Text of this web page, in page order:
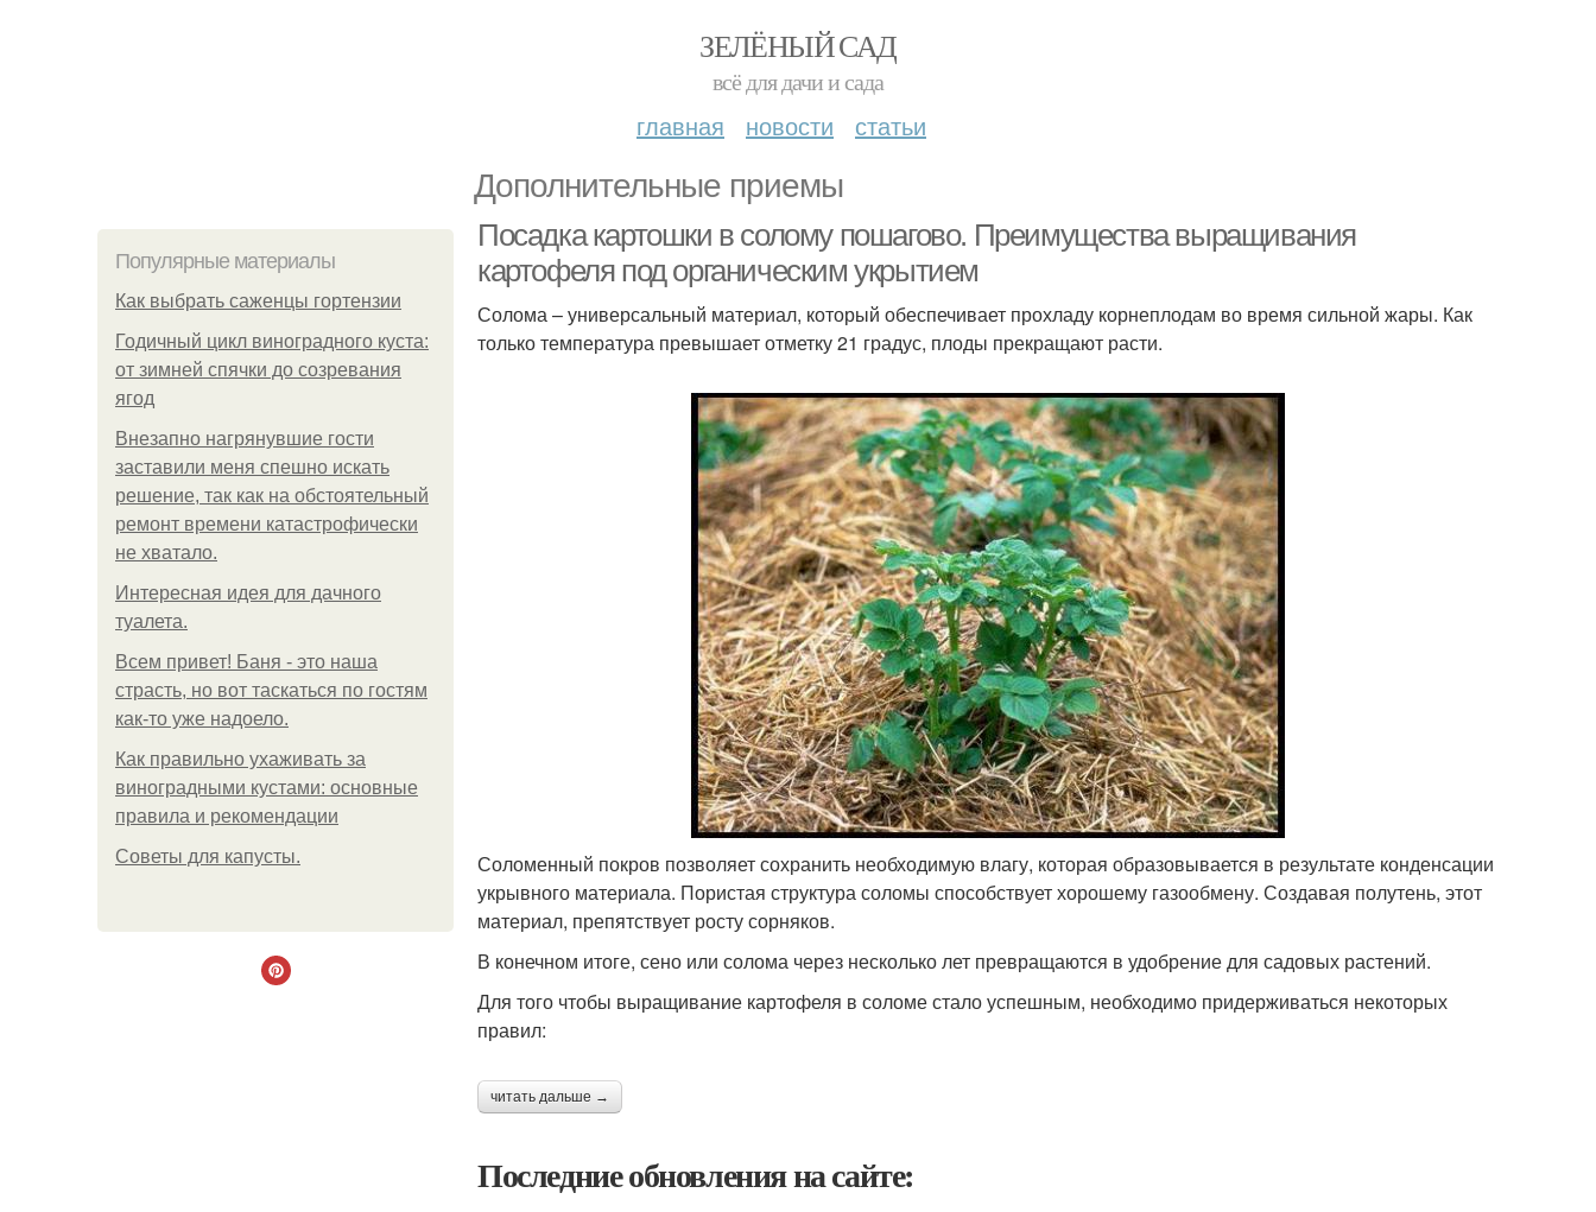
ЗЕЛЁНЫЙ САД
всё для дачи и сада
главная новости статьи
Дополнительные приемы
Популярные материалы
Как выбрать саженцы гортензии
Годичный цикл виноградного куста:
от зимней спячки до созревания
ягод
Внезапно нагрянувшие гости
заставили меня спешно искать
решение, так как на обстоятельный
ремонт времени катастрофически
не хватало.
Интересная идея для дачного
туалета.
Всем привет! Баня - это наша
страсть, но вот таскаться по гостям
как-то уже надоело.
Как правильно ухаживать за
виноградными кустами: основные
правила и рекомендации
Советы для капусты.
Посадка картошки в солому пошагово. Преимущества выращивания
картофеля под органическим укрытием
Солома – универсальный материал, который обеспечивает прохладу корнеплодам во время сильной жары. Как
только температура превышает отметку 21 градус, плоды прекращают расти.
Соломенный покров позволяет сохранить необходимую влагу, которая образовывается в результате конденсации
укрывного материала. Пористая структура соломы способствует хорошему газообмену. Создавая полутень, этот
материал, препятствует росту сорняков.
В конечном итоге, сено или солома через несколько лет превращаются в удобрение для садовых растений.
Для того чтобы выращивание картофеля в соломе стало успешным, необходимо придерживаться некоторых
правил:
читать дальше →
Последние обновления на сайте: